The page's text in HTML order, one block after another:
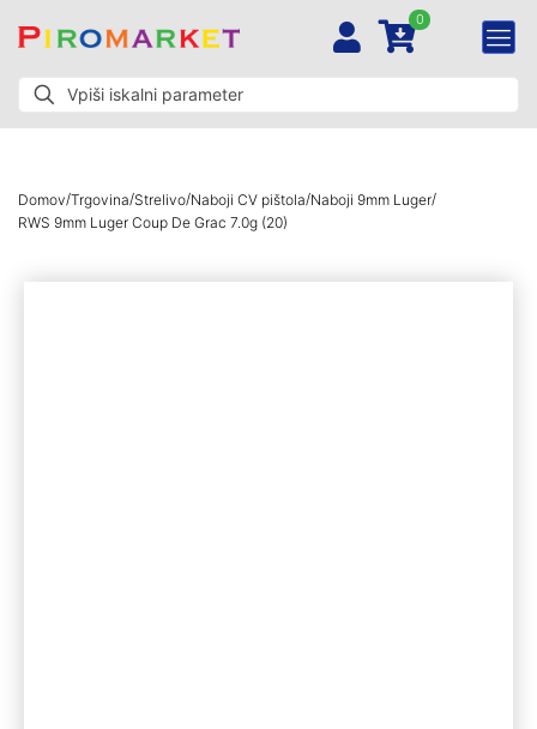
0
Domov/Trgovina/Strelivo/Naboji CV pištola/Naboji 9mm Luger/
RWS 9mm Luger Coup De Grac 7.0g (20)